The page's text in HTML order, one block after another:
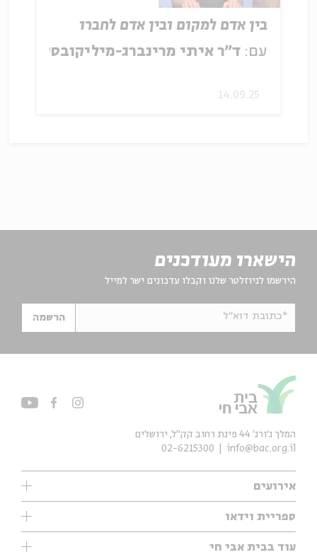
בין אדם למקום ובין אדם לחברו
עם: ד"ר איתי מרינברג-מיליקובסקי
14.09.25
הישארו מעודכנים
הירשמו לניוזלטר שלנו וקבלו עדכונים ישר למייל
*כתובת דוא"ל הרשמה
אירועים
אנגלית
ספריית וידאו
עוד בבית אבי חי
המלך ג'ורג' 44 פינת רחוב קק״ל, ירושלים
info@bac.org.il
02-6215300